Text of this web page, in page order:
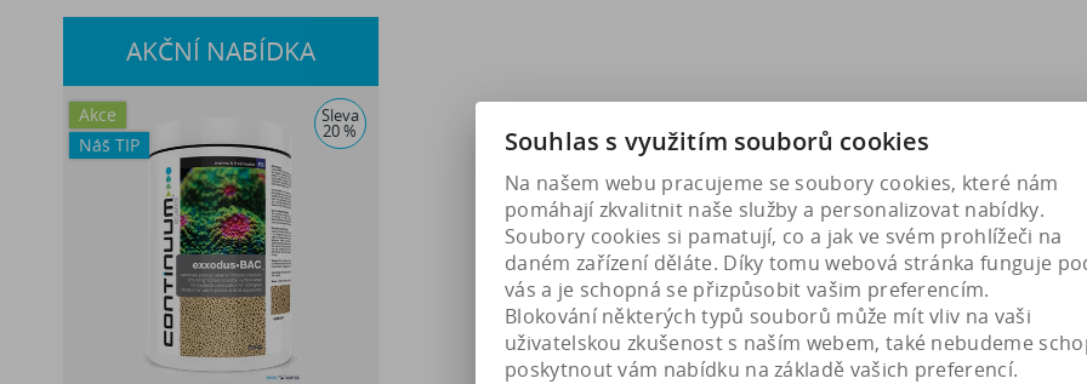
AKČNÍ NABÍDKA
Sleva
20 %
Akce
Náš TIP
Souhlas s využitím souborů cookies
Na našem webu pracujeme se soubory cookies, které nám
pomáhají zkvalitnit naše služby a personalizovat nabídky.
Soubory cookies si pamatují, co a jak ve svém prohlížeči na
daném zařízení děláte. Díky tomu webová stránka funguje
vás a je schopná se přizpůsobit vašim preferencím.
Blokování některých typů souborů může mít vliv na vaši
uživatelskou zkušenost s naším webem, také nebudeme
poskytnout vám nabídku na základě vašich preferencí.